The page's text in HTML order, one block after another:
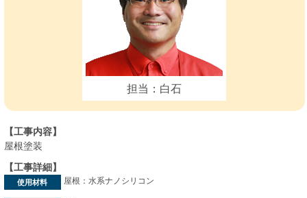
担当：白石
【工事内容】
屋根塗装
【工事詳細】
使用材料 屋根：水系ナノシリコン